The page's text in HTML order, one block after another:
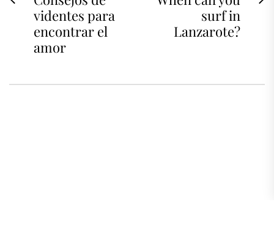
entradas
videntes para
encontrar el
amor
surf in
Lanzarote?